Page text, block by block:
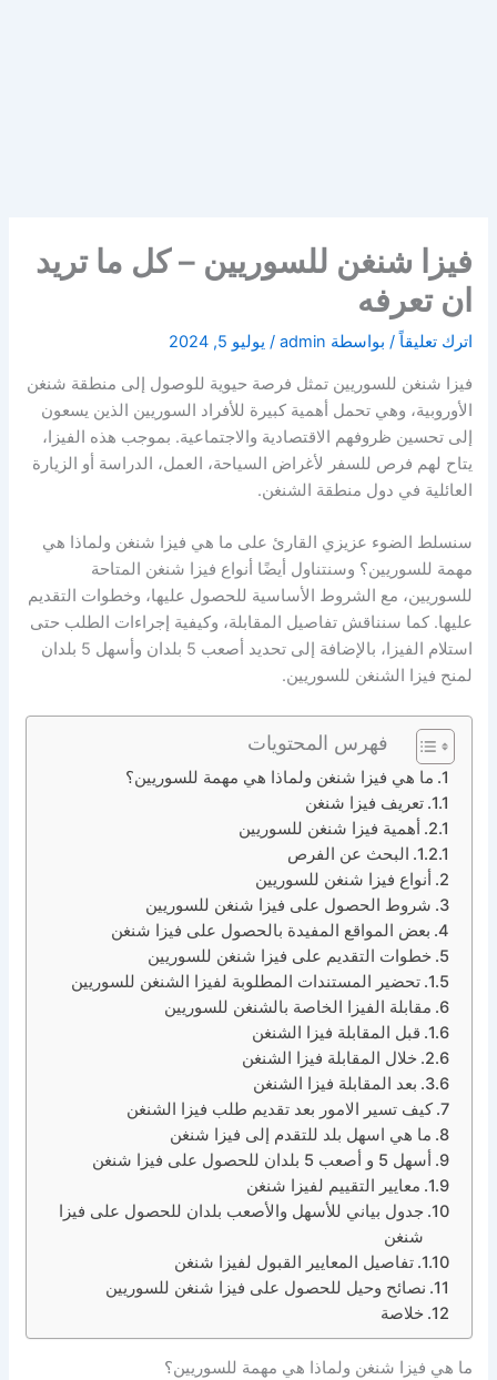
فيزا شنغن للسوريين – كل ما تريد
ان تعرفه
اترك تعليقاً / بواسطة admin
/ يوليو 5, 2024
فيزا شنغن للسوريين تمثل فرصة حيوية للوصول إلى منطقة شنغن
الأوروبية، وهي تحمل أهمية كبيرة للأفراد السوريين الذين يسعون
إلى تحسين ظروفهم الاقتصادية والاجتماعية. بموجب هذه الفيزا،
يتاح لهم فرص للسفر لأغراض السياحة، العمل، الدراسة أو الزيارة
العائلية في دول منطقة الشنغن.
سنسلط الضوء عزيزي القارئ على ما هي فيزا شنغن ولماذا هي
مهمة للسوريين؟ وسنتناول أيضًا أنواع فيزا شنغن المتاحة
للسوريين، مع الشروط الأساسية للحصول عليها، وخطوات التقديم
عليها. كما سنناقش تفاصيل المقابلة، وكيفية إجراءات الطلب حتى
استلام الفيزا، بالإضافة إلى تحديد أصعب 5 بلدان وأسهل 5 بلدان
لمنح فيزا الشنغن للسوريين.
فهرس المحتويات
ما هي فيزا شنغن ولماذا هي مهمة للسوريين؟
تعريف فيزا شنغن
أهمية فيزا شنغن للسوريين
البحث عن الفرص
أنواع فيزا شنغن للسوريين
شروط الحصول على فيزا شنغن للسوريين
بعض المواقع المفيدة بالحصول على فيزا شنغن
خطوات التقديم على فيزا شنغن للسوريين
تحضير المستندات المطلوبة لفيزا الشنغن للسوريين
مقابلة الفيزا الخاصة بالشنغن للسوريين
قبل المقابلة فيزا الشنغن
خلال المقابلة فيزا الشنغن
بعد المقابلة فيزا الشنغن
كيف تسير الامور بعد تقديم طلب فيزا الشنغن
ما هي اسهل بلد للتقدم إلى فيزا شنغن
أسهل 5 و أصعب 5 بلدان للحصول على فيزا شنغن
معايير التقييم لفيزا شنغن
جدول بياني للأسهل والأصعب بلدان للحصول على فيزا
شنغن
تفاصيل المعايير القبول لفيزا شنغن
نصائح وحيل للحصول على فيزا شنغن للسوريين
خلاصة
ما هي فيزا شنغن ولماذا هي مهمة للسوريين؟